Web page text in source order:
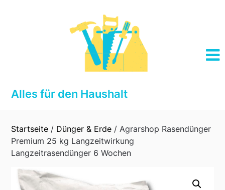
Alles für den Haushalt
Startseite / Dünger & Erde / Agrarshop Rasendünger
Premium 25 kg Langzeitwirkung
Langzeitrasendünger 6 Wochen